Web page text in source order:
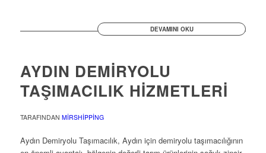
DEVAMINI OKU
AYDIN DEMİRYOLU
TAŞIMACILIK HİZMETLERİ
TARAFINDAN MIRSHIPPING
Aydın Demiryolu Taşımacılık, Aydın için demiryolu taşımacılığının